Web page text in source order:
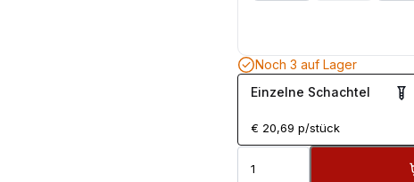
Noch 3 auf Lager
Einzelne Schachtel
€ 20,69 p/stück